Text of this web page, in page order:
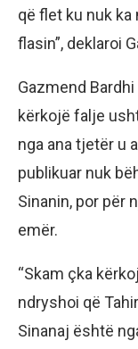
që flet ku nuk
flasin”, deklaroi
Gazmend
kërkojë falje
nga ana tjetër u
publikuar nuk
Sinanin, por për
emër.
“Skam çka
ndryshoi që
Sinanaj është